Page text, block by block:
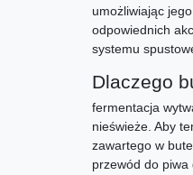
umożliwiając
odpowiednich
systemu
Dlaczego
fermentacja
nieświeże. Aby
zawartego w
przewód do piwa